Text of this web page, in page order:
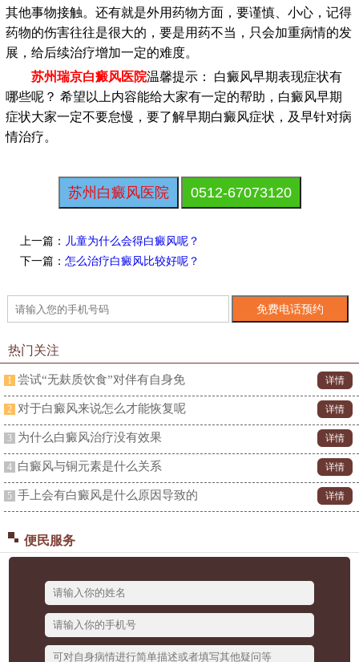
其他事物接触。还有就是外用药物方面，要谨慎、小心，记得
药物的伤害往往是很大的，要是用药不当，只会加重病情的发
展，给后续治疗增加一定的难度。
苏州瑞京白癜风医院温馨提示： 白癜风早期表现症状有
哪些呢？ 希望以上内容能给大家有一定的帮助，白癜风早期
症状大家一定不要怠慢，要了解早期白癜风症状，及早针对病
情治疗。
苏州白癜风医院 0512-67073120
上一篇： 儿童为什么会得白癜风呢？
下一篇：怎么治疗白癜风比较好呢？
热门关注
1 尝试“无麸质饮食”对伴有自身免 详情
2 对于白癜风来说怎么才能恢复呢 详情
3 为什么白癜风治疗没有效果 详情
4 白癜风与铜元素是什么关系 详情
5 手上会有白癜风是什么原因导致的 详情
便民服务